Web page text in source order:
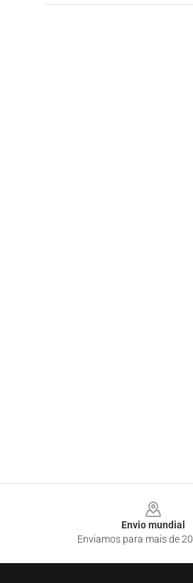
Envio mundial
Enviamos para mais de